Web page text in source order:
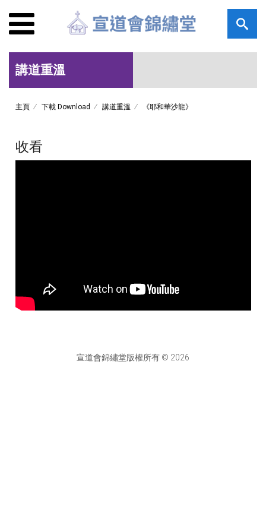
講道重溫
主頁 下載 Download 講道重溫 《耶和華沙龍》
收看
宣道會錦繡堂版權所有 © 2026